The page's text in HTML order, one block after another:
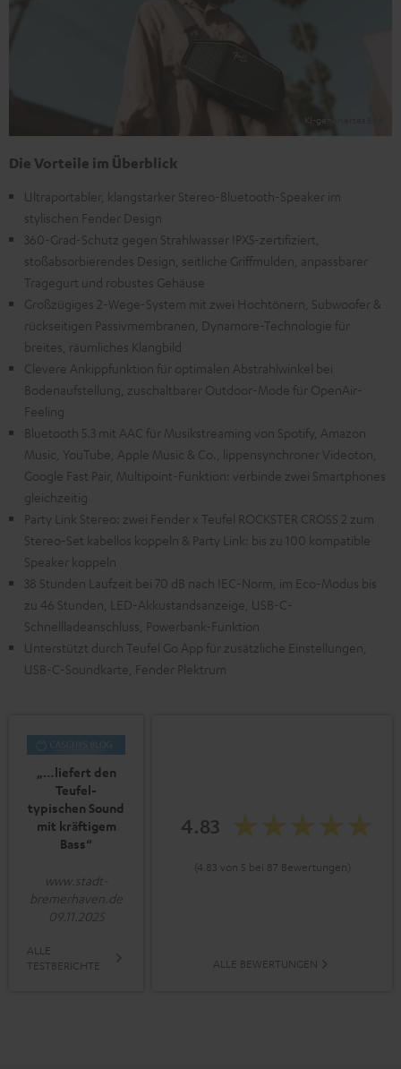
Die Vorteile im Überblick
Ultraportabler, klangstarker Stereo-Bluetooth-Speaker im
stylischen Fender Design
360-Grad-Schutz gegen Strahlwasser IPX5-zertifiziert,
stoßabsorbierendes Design, seitliche Griffmulden, anpassbarer
Tragegurt und robustes Gehäuse
Großzügiges 2-Wege-System mit zwei Hochtönern, Subwoofer &
rückseitigen Passivmembranen, Dynamore-Technologie für
breites, räumliches Klangbild
Clevere Ankippfunktion für optimalen Abstrahlwinkel bei
Bodenaufstellung, zuschaltbarer Outdoor-Mode für OpenAir-
Feeling
Bluetooth 5.3 mit AAC für Musikstreaming von Spotify, Amazon
Music, YouTube, Apple Music & Co., lippensynchroner Videoton,
Google Fast Pair, Multipoint-Funktion: verbinde zwei Smartphones
gleichzeitig
Party Link Stereo: zwei Fender x Teufel ROCKSTER CROSS 2 zum
Stereo-Set kabellos koppeln & Party Link: bis zu 100 kompatible
Speaker koppeln
38 Stunden Laufzeit bei 70 dB nach IEC-Norm, im Eco-Modus bis
zu 46 Stunden, LED-Akkustandsanzeige, USB-C-
Schnellladeanschluss, Powerbank-Funktion
Unterstützt durch Teufel Go App für zusätzliche Einstellungen,
USB-C-Soundkarte, Fender Plektrum
„…liefert den
Teufel-
typischen Sound
mit kräftigem
Bass“
www.stadt-
bremerhaven.de
09.11.2025
ALLE
TESTBERICHTE
4.83
(4.83 von 5 bei 87 Bewertungen)
ALLE BEWERTUNGEN